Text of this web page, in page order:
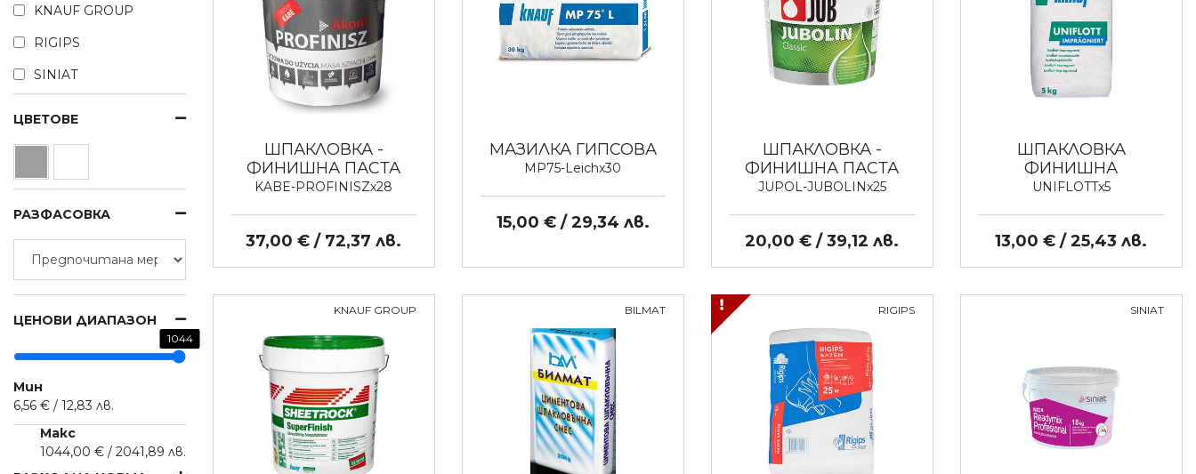
KNAUF GROUP
RIGIPS
SINIAT
ЦВЕТОВЕ
РАЗФАСОВКА
ЦЕНОВИ ДИАПАЗОН
1044
Мин
6,56 € / 12,83 лв.
Макс
1044,00 € / 2041,89 лв.
ШПАКЛОВКА -
ФИНИШНА ПАСТА
KABE-PROFINISZx28
37,00 € / 72,37 лв.
МАЗИЛКА ГИПСОВА
MP75-Leichx30
15,00 € / 29,34 лв.
ШПАКЛОВКА -
ФИНИШНА ПАСТА
JUPOL-JUBOLINx25
20,00 € / 39,12 лв.
ШПАКЛОВКА
ФИНИШНА
UNIFLOTTx5
13,00 € / 25,43 лв.
KNAUF GROUP BILMAT RIGIPS SINIAT